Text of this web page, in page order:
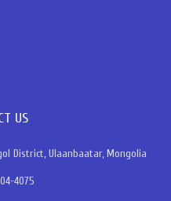
US
District, Ulaanbaatar, Mongolia
4075